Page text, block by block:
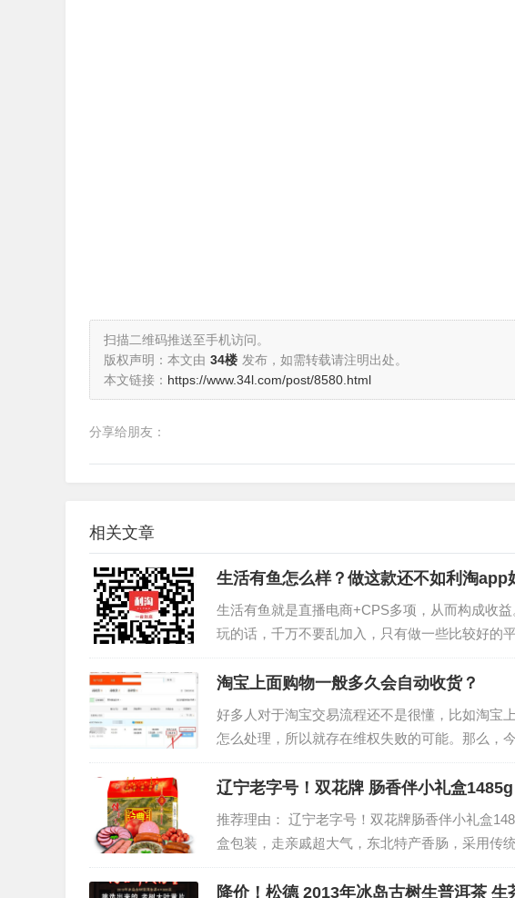
扫描二维码推送至手机访问。
版权声明：本文由 34楼 发布，如需转载请注明出处。
本文链接： https://www.34l.com/post/8580.html
分享给朋友：
相关文章
生活有鱼怎么样？做这款还不如利淘app
生活有鱼就是直播电商+CPS多项，从而构成收
玩的话，千万不要乱加入，只有做一些比较好的
出来的电商平台，个人觉得还不如直接上抖音去
淘宝上面购物一般多久会自动收货？
好多人对于淘宝交易流程还不是很懂，比如淘宝
怎么处理，所以就存在维权失败的可能。那么，
环节详细再说下，希望对大家有所帮助。…
辽宁老字号！双花牌 肠香伴小礼盒1485g
推荐理由： 辽宁老字号！双花牌肠香伴小礼盒
盒包装，走亲戚超大气，东北特产香肠，采用传
味，天然肠衣，外酥内嫩，香气袭人，可烤煮炸
降价！松德 2013年冰岛古树生普洱茶 生